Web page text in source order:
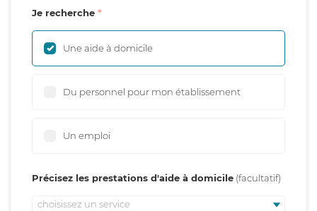
Je recherche
Une aide à domicile
Du personnel pour mon établissement
Un emploi
Précisez les prestations d'aide à domicile
choisissez un service